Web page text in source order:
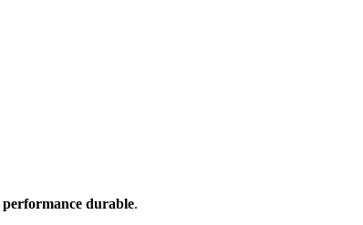
performance durable.